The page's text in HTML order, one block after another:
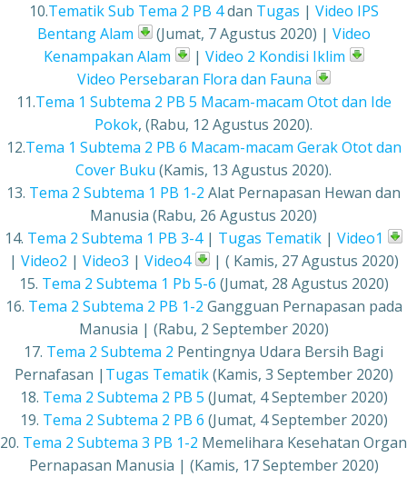
10.Tematik Sub Tema 2 PB 4dan Tugas | Video IPS
Bentang Alam
(Jumat, 7 Agustus 2020) | Video
Kenampakan Alam
| Video 2 Kondisi Iklim
Video Persebaran Flora dan Fauna
11.Tema 1 Subtema 2 PB 5 Macam-macam Otot dan Ide
Pokok, (Rabu, 12 Agustus 2020).
12.Tema 1 Subtema 2 PB 6 Macam-macam Gerak Otot dan
Cover Buku (Kamis, 13 Agustus 2020).
13. Tema 2 Subtema 1 PB 1-2 Alat Pernapasan Hewan dan
Manusia (Rabu, 26 Agustus 2020)
14. Tema 2 Subtema 1 PB 3-4| Tugas Tematik | Video1
| Video2 | Video3 | Video4
| ( Kamis, 27 Agustus 2020)
15. Tema 2 Subtema 1 Pb 5-6 (Jumat, 28 Agustus 2020)
16. Tema 2 Subtema 2 PB 1-2 Gangguan Pernapasan pada
Manusia | (Rabu, 2 September 2020)
17. Tema 2 Subtema 2 Pentingnya Udara Bersih Bagi
Pernafasan | Tugas Tematik(Kamis, 3 September 2020)
18. Tema 2 Subtema 2 PB 5 (Jumat, 4 September 2020)
19. Tema 2 Subtema 2 PB 6 (Jumat, 4 September 2020)
20. Tema 2 Subtema 3 PB 1-2 Memelihara Kesehatan Organ
Pernapasan Manusia | (Kamis, 17 September 2020)